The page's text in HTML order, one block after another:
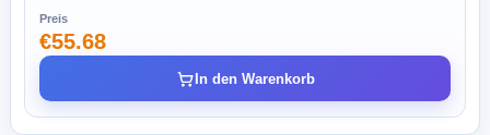
Preis
€55.68
In den Warenkorb